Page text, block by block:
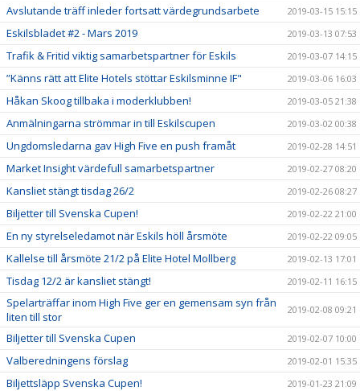
Avslutande träff inleder fortsatt värdegrundsarbete 2019-03-15 15:15
Eskilsbladet #2 - Mars 2019 2019-03-13 07:53
Trafik & Fritid viktig samarbetspartner för Eskils 2019-03-07 14:15
”Känns rätt att Elite Hotels stöttar Eskilsminne IF" 2019-03-06 16:03
Håkan Skoog tillbaka i moderklubben! 2019-03-05 21:38
Anmälningarna strömmar in till Eskilscupen 2019-03-02 00:38
Ungdomsledarna gav High Five en push framåt 2019-02-28 14:51
Market Insight värdefull samarbetspartner 2019-02-27 08:20
Kansliet stängt tisdag 26/2 2019-02-26 08:27
Biljetter till Svenska Cupen! 2019-02-22 21:00
En ny styrelseledamot när Eskils höll årsmöte 2019-02-22 09:05
Kallelse till årsmöte 21/2 på Elite Hotel Mollberg 2019-02-13 17:01
Tisdag 12/2 är kansliet stängt! 2019-02-11 16:15
Spelarträffar inom High Five ger en gemensam syn från
liten till stor
2019-02-08 09:21
Biljetter till Svenska Cupen 2019-02-07 10:00
Valberedningens förslag 2019-02-01 15:35
Biljettsläpp Svenska Cupen! 2019-01-23 21:09